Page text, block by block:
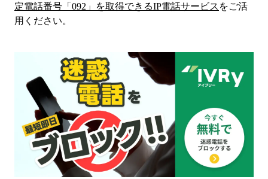
定電話番号「 092 」を取得できるIP電話サービス をご活
用ください。